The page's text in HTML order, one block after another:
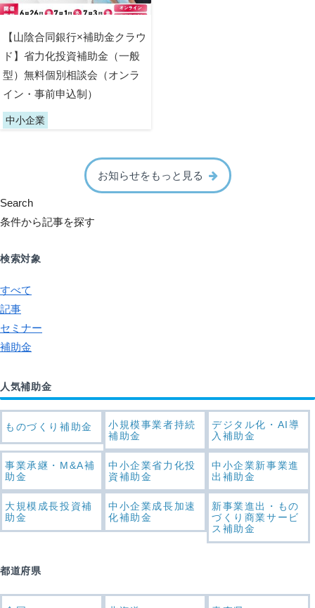
【山陰合同銀行×補助金クラウ
ド】省力化投資補助金（一般
型）無料個別相談会（オンラ
イン・事前申込制）
中小企業
お知らせをもっと見る
Search
条件から記事を探す
検索対象
すべて
記事
セミナー
補助金
人気補助金
ものづくり補助金
小規模事業者持続
補助金
デジタル化・AI導
入補助金
事業承継・M&A補
助金
中小企業省力化投
資補助金
中小企業新事業進
出補助金
大規模成長投資補
助金
中小企業成長加速
化補助金
新事業進出・もの
づくり商業サービ
ス補助金
都道府県